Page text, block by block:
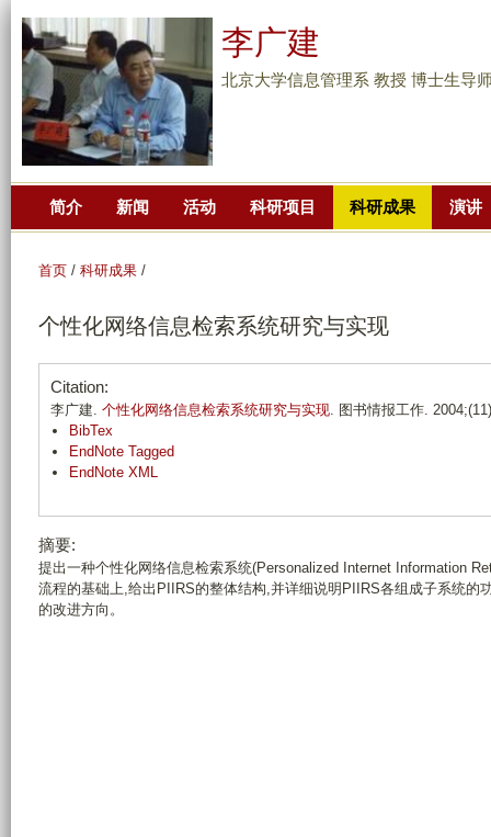
到
主
要
李广建
北京大学信息管理系 教授 博士生导
简介 新闻 活动 科研项目 科研成果 演讲
首页 / 科研成果 /
个性化网络信息检索系统研究与实现
Citation:
李广建. 个性化网络信息检索系统研究与实现. 图书情报工作.
BibTex
EndNote Tagged
EndNote XML
摘要:
提出一种个性化网络信息检索系统(Personalized Internet Information
流程的基础上,给出PIIRS的整体结构,并详细说明PIIRS各组成子系统的
的改进方向。